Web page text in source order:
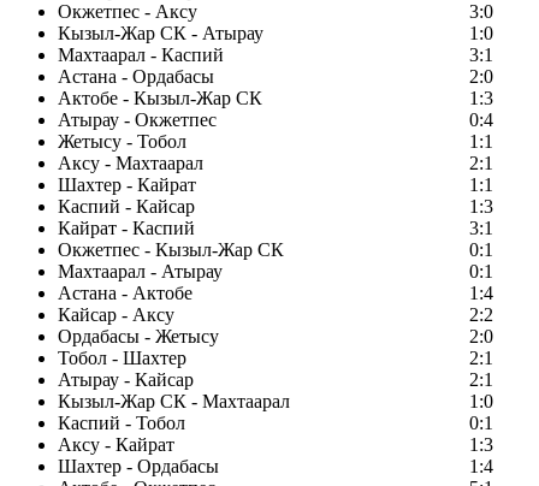
Окжетпес - Аксу
3:0
Кызыл-Жар СК - Атырау
1:0
Махтаарал - Каспий
3:1
Астана - Ордабасы
2:0
Актобе - Кызыл-Жар СК
1:3
Атырау - Окжетпес
0:4
Жетысу - Тобол
1:1
Аксу - Махтаарал
2:1
Шахтер - Кайрат
1:1
Каспий - Кайсар
1:3
Кайрат - Каспий
3:1
Окжетпес - Кызыл-Жар СК
0:1
Махтаарал - Атырау
0:1
Астана - Актобе
1:4
Кайсар - Аксу
2:2
Ордабасы - Жетысу
2:0
Тобол - Шахтер
2:1
Атырау - Кайсар
2:1
Кызыл-Жар СК - Махтаарал
1:0
Каспий - Тобол
0:1
Аксу - Кайрат
1:3
Шахтер - Ордабасы
1:4